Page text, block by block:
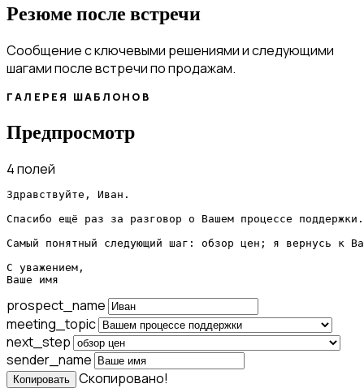
Резюме после встречи
Сообщение с ключевыми решениями и следующими
шагами после встречи по продажам.
ГАЛЕРЕЯ ШАБЛОНОВ
Предпросмотр
4 полей
Здравствуйте, Иван.
Спасибо ещё раз за разговор о Вашем процессе поддержки.
Самый понятный следующий шаг: обзор цен; я вернусь к
С уважением,
Ваше имя
prospect_name
meeting_topic
next_step
sender_name
Копировать Скопировано!